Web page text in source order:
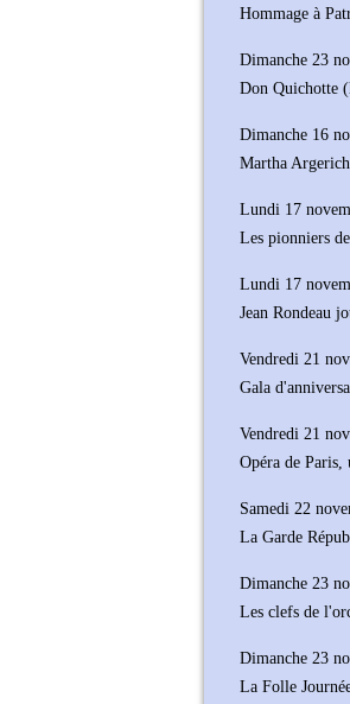
Hommage à
Dimanche 23
Don Quichotte
Dimanche 16
Martha
Lundi 17
Les pionniers
Lundi 17
Jean Rondeau
Vendredi 21
Gala
Vendredi 21
Opéra de Paris,
Samedi 22
La Garde
Dimanche 23
Les clefs de
Dimanche 23
La Folle